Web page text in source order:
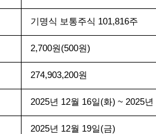
기명식 보통주식 101,816주
2,700원 (500원)
274,903,200원
2025년 12월 16일(화) ~ 2025년
2025년 12월 19일(금)